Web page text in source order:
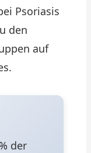
Psoriasis
den
auf
der